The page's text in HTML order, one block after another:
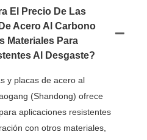
El Precio De Las
Acero Al Carbono
Materiales Para
Al Desgaste?
y placas de acero al
(Shandong) ofrece
aplicaciones resistentes
con otros materiales,